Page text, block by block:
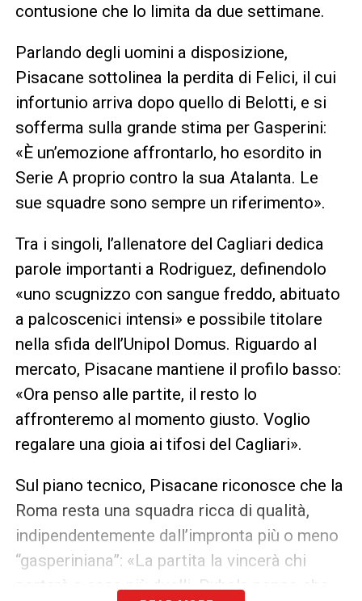
contusione che lo limita da due settimane.
Parlando degli uomini a disposizione,
Pisacane sottolinea la perdita di Felici, il cui
infortunio arriva dopo quello di Belotti, e si
sofferma sulla grande stima per Gasperini:
«È un’emozione affrontarlo, ho esordito in
Serie A proprio contro la sua Atalanta. Le
sue squadre sono sempre un riferimento».
Tra i singoli, l’allenatore del Cagliari dedica
parole importanti a Rodriguez, definendolo
«uno scugnizzo con sangue freddo, abituato
a palcoscenici intensi» e possibile titolare
nella sfida dell’Unipol Domus. Riguardo al
mercato, Pisacane mantiene il profilo basso:
«Ora penso alle partite, il resto lo
affronteremo al momento giusto. Voglio
regalare una gioia ai tifosi del Cagliari».
Sul piano tecnico, Pisacane riconosce che la
Roma resta una squadra ricca di qualità,
indipendentemente dall’impronta più o meno
“gasperiniana”: «La partita la vincerà chi
porterà a casa più duelli. Dybala penso che